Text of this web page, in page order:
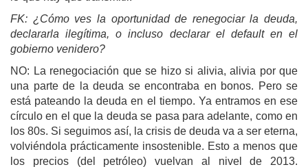
FK: ¿Cómo ves la oportunidad de renegociar la deuda,
declararla ilegítima, o incluso declarar el default en el
gobierno venidero?
NO: La renegociación que se hizo si alivia, alivia por que
una parte de la deuda se encontraba en bonos. Pero se
está pateando la deuda en el tiempo. Ya entramos en ese
círculo en el que la deuda se pasa para adelante, como en
los 80s. Si seguimos así, la crisis de deuda va a ser eterna,
volviéndola prácticamente insostenible. Esto a menos que
los precios (del petróleo) vuelvan al nivel de 2013.